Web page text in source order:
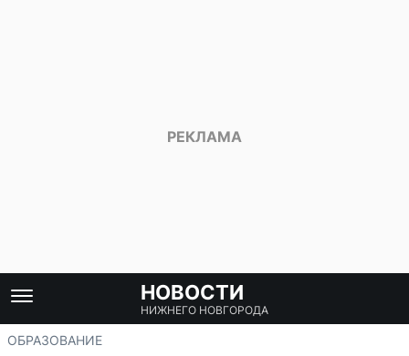
НОВОСТИ
НИЖНЕГО НОВГОРОДА
ОБРАЗОВАНИЕ